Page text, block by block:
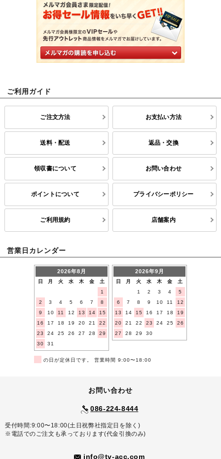
ご利用ガイド
ご注文方法 お支払い方法
送料・配送 返品・交換
領収書について お問い合わせ
ポイントについて プライバシーポリシー
ご利用規約 店舗案内
営業日カレンダー
2026年8月
日 月 火 水 木 金
土
1
2
3 4 5 6 7
8
9
10 11 12 13 14
15
16
17 18 19 20 21
22
23
24 25 26 27 28
29
30
31
2026年9月
日 月 火 水 木 金
土
1
2 3 4
5
6
7 8 9 10 11
12
13
14 15 16 17 18
19
20
21 22 23 24 25
26
27
28 29 30
の日が定休日です。 営業時間 9:00〜18:00
お問い合わせ
086-224-8444
受付時間:9:00〜18:00(土日祝弊社指定日を除く)
※電話でのご注文も承っております(代金引換のみ)
info@tv-acc.com